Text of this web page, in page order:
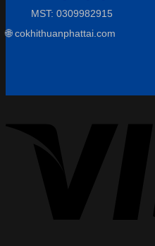
MST: 0309982915
🌐 cokhithuanphattai.com